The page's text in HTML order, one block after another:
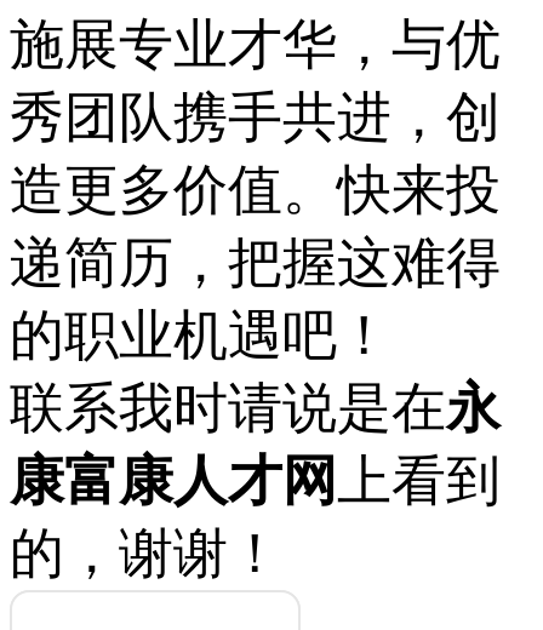
施展专业才华，与优
秀团队携手共进，创
造更多价值。快来投
递简历，把握这难得
的职业机遇吧！
联系我时请说是在永
康富康人才网
上看到
的，谢谢！